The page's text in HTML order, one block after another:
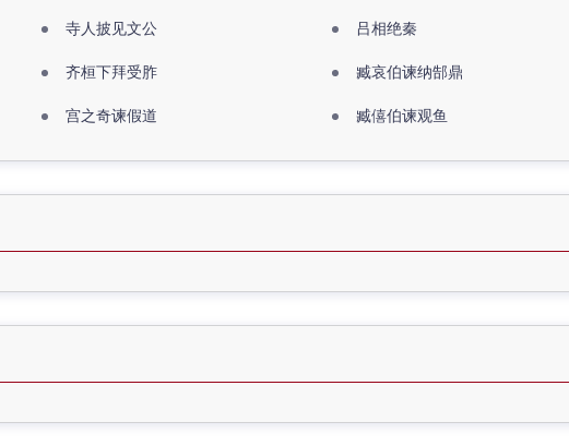
寺人披见文公 吕相绝秦
齐桓下拜受胙 臧哀伯谏纳郜鼎
宫之奇谏假道 臧僖伯谏观鱼